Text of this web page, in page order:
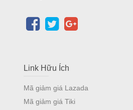
Link Hữu Ích
Mã giảm giá Lazada
Mã giảm giá Tiki